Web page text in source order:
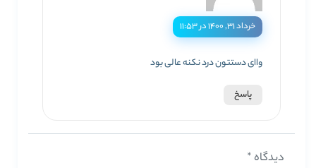
خرداد ۳۱, ۱۴۰۰ در ۱۱:۵۳
واای دستتون درد نکنه عالی بود
پاسخ
دیدگاه *